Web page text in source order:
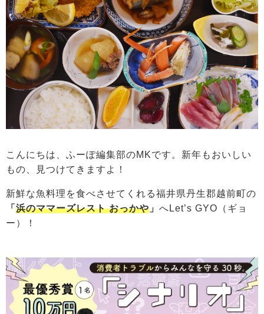
こんにちは、ふーぽ編集部のMKです。新年もおいしい
もの、見つけてきますよ！
新鮮な魚料理を食べさせてくれる福井県丹生郡越前町の
「 浜のママーズレスト おっかや 」 へLet’s GYO（ギョ
ー）！